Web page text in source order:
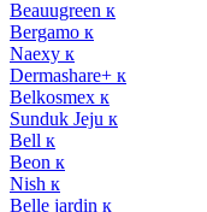
Beauugreen к
Bergamo к
Naexy к
Dermashare+ к
Belkosmex к
Sunduk Jeju к
Bell к
Beon к
Nish к
Belle jardin к